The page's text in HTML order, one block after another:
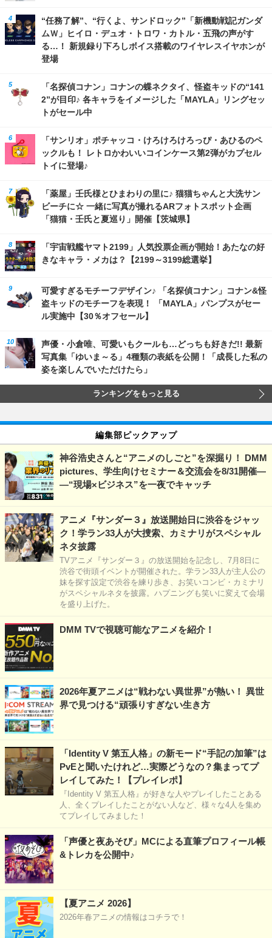
“任務了解”、“行くよ、サンドロック”「新機動戦記ガンダ
ムＷ」ヒイロ・デュオ・トロワ・カトル・五飛の声がす
る…！ 新規録り下ろしボイス搭載のワイヤレスイヤホンが
登場
「名探偵コナン」コナンの蝶ネクタイ、怪盗キッドの“141
2”が目印♪ 各キャラをイメージした「MAYLA」リングセッ
トがセール中
「サンリオ」ポチャッコ・けろけろけろっぴ・あひるのペ
ックルも！ レトロかわいいコインケース第2弾がカプセル
トイに登場♪
「薬屋」壬氏様とひまわりの里に♪ 猫猫ちゃんと大洗サン
ビーチに☆ 一緒に写真が撮れるARフォトスポット企画
「猫猫・壬氏と夏巡り」開催【茨城県】
「宇宙戦艦ヤマト2199」人気投票企画が開始！あたなの好
きなキャラ・メカは？【2199～3199総選挙】
可愛すぎるモチーフデザイン♪ 「名探偵コナン」コナン&怪
盗キッドのモチーフを表現！ 「MAYLA」パンプスがセー
ル実施中【30％オフセール】
声優・小倉唯、可愛いもクールも…どっちも好きだ!! 最新
写真集「ゆいま～る」4種類の表紙を公開！「成長した私の
姿を楽しんでいただけたら」
ランキングをもっと見る
編集部ピックアップ
神谷浩史さんと“アニメのしごと”を深掘り！ DMM
pictures、学生向けセミナー＆交流会を8/31開催―
―“現場×ビジネス”を一夜でキャッチ
アニメ『サンダー３』放送開始日に渋谷をジャッ
ク！学ラン33人が大捜索、カミナリがスペシャル
ネタ披露
TVアニメ『サンダー３』の放送開始を記念し、7月8日に
渋谷で街頭イベントが開催された。学ラン33人が主人公の
妹を探す設定で渋谷を練り歩き、お笑いコンビ・カミナリ
がスペシャルネタを披露。ハプニングも笑いに変えて会場
を盛り上げた。
DMM TVで視聴可能なアニメを紹介！
2026年夏アニメは“戦わない異世界”が熱い！ 異世
界で見つける“頑張りすぎない生き方
「Identity V 第五人格」の新モード“手記の加筆”は
PvEと聞いたけれど…実際どうなの？集まってプ
レイしてみた！【プレイレポ】
『Identity V 第五人格』が好きな人やプレイしたことある
人、全くプレイしたことがない人など、様々な4人を集め
てプレイしてみました！
「声優と夜あそび」MCによる直筆プロフィール帳
&トレカを公開中♪
【夏アニメ 2026】
2026年春アニメの情報はコチラで！